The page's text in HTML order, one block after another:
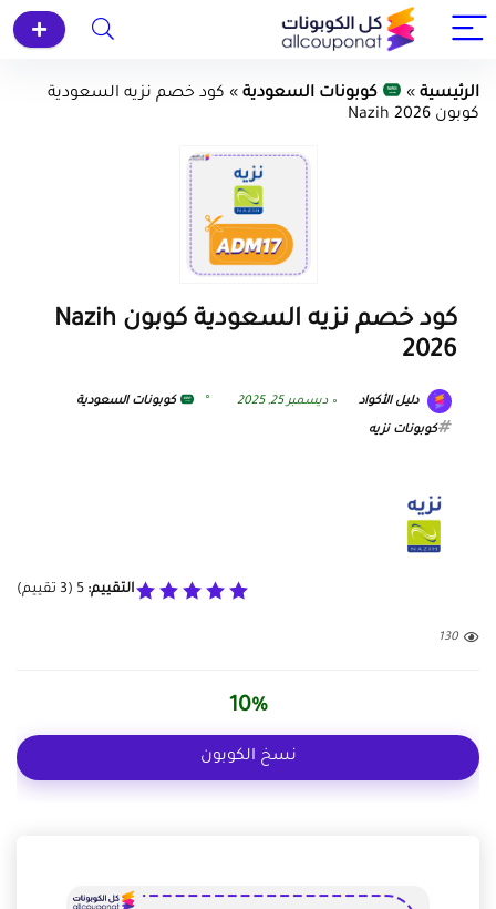
الرئيسية » كوبونات السعودية » كود خصم نزيه السعودية
كوبون Nazih 2026
كود خصم نزيه السعودية كوبون Nazih
2026
دليل الأكواد ديسمبر 25, 2025 كوبونات السعودية
كوبونات نزيه
التقييم: 5
(
3 تقييم)
130
10%
نسخ الكوبون